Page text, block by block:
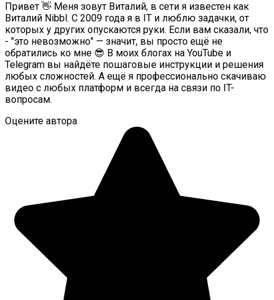
Привет 👋 Меня зовут Виталий, в сети я известен как
Виталий Nibbl. С 2009 года я в IT и люблю задачки, от
которых у других опускаются руки. Если вам сказали, что
- "это невозможно" — значит, вы просто ещё не
обратились ко мне 😎 В моих блогах на YouTube и
Telegram вы найдёте пошаговые инструкции и решения
любых сложностей. А ещё я профессионально скачиваю
видео с любых платформ и всегда на связи по IT-
вопросам.
Оцените автора